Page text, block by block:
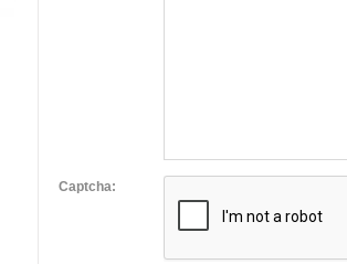
Captcha: